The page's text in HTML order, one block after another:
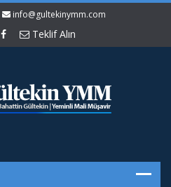
info@gultekinymm.com
Teklif Alın